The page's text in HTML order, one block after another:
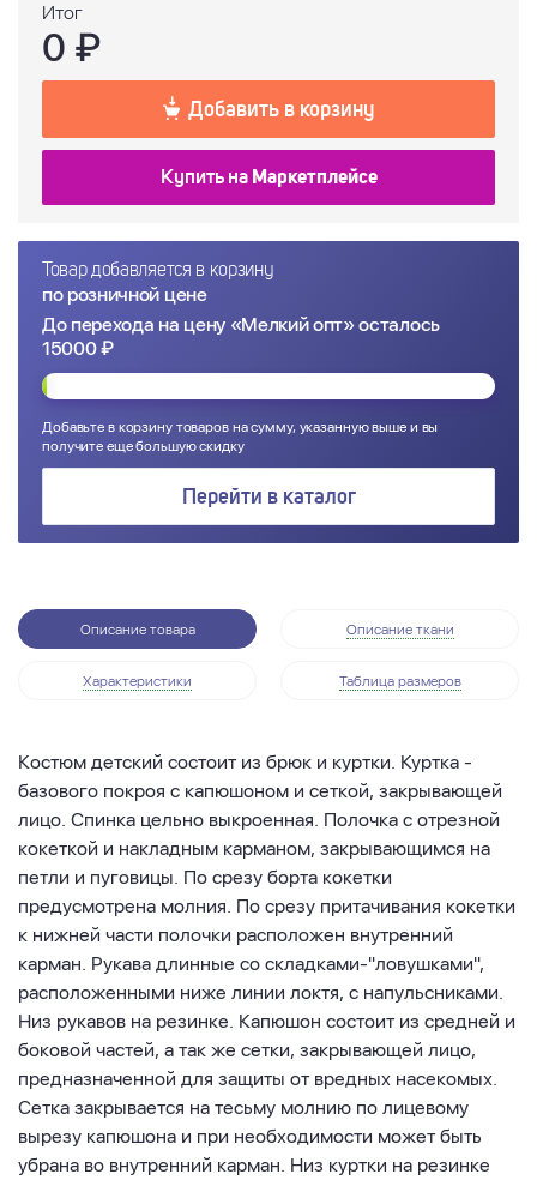
Итог
0 ₽
Добавить в корзину
Купить на Маркетплейсе
Товар добавляется в корзину
по розничной цене
До перехода на цену «Мелкий опт» осталось
15000 ₽
Добавьте в корзину товаров на сумму, указанную выше и вы
получите еще большую скидку
Перейти в каталог
Описание товара Описание ткани
Характеристики Таблица размеров
Костюм детский состоит из брюк и куртки. Куртка -
базового покроя с капюшоном и сеткой, закрывающей
лицо. Спинка цельно выкроенная. Полочка с отрезной
кокеткой и накладным карманом, закрывающимся на
петли и пуговицы. По срезу борта кокетки
предусмотрена молния. По срезу притачивания кокетки
к нижней части полочки расположен внутренний
карман. Рукава длинные со складками-"ловушками",
расположенными ниже линии локтя, с напульсниками.
Низ рукавов на резинке. Капюшон состоит из средней и
боковой частей, а так же сетки, закрывающей лицо,
предназначенной для защиты от вредных насекомых.
Сетка закрывается на тесьму молнию по лицевому
вырезу капюшона и при необходимости может быть
убрана во внутренний карман. Низ куртки на резинке